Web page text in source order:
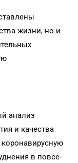
жизни, но и
анализ
и качества
в повсе­